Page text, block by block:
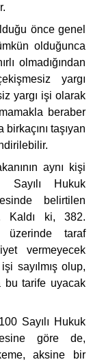
önce genel
olduğunca
olmadığından
yargı
yargı işi olarak
beraber
taşıyan
aynı kişi
Hukuk
belirtilen
Kaldı ki, 382.
üzerinde taraf
vermeyecek
sayılmış olup,
bu tarife uyacak
Sayılı Hukuk
göre de,
aksine bir